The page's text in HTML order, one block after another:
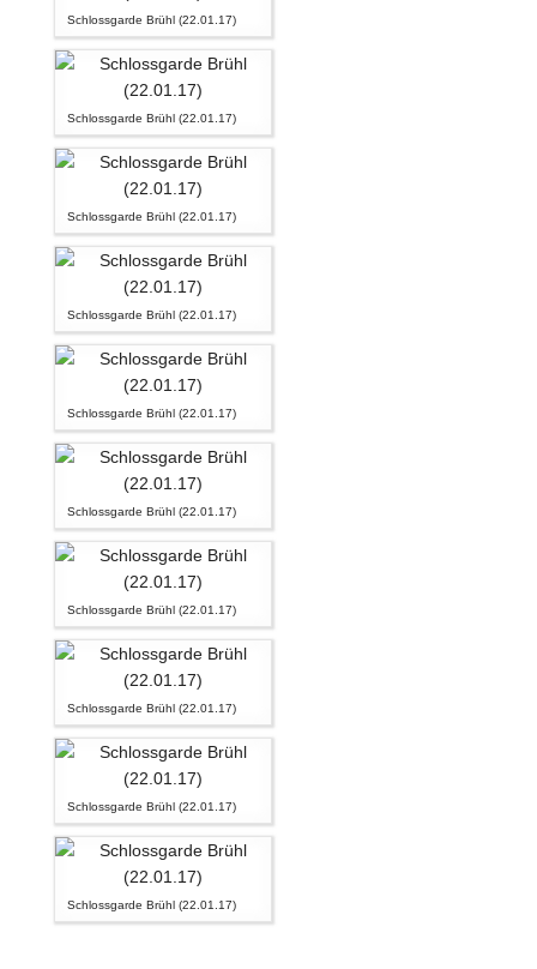
Schlossgarde Brühl (22.01.17)
Schlossgarde Brühl (22.01.17)
Schlossgarde Brühl (22.01.17)
Schlossgarde Brühl (22.01.17)
Schlossgarde Brühl (22.01.17)
Schlossgarde Brühl (22.01.17)
Schlossgarde Brühl (22.01.17)
Schlossgarde Brühl (22.01.17)
Schlossgarde Brühl (22.01.17)
Schlossgarde Brühl (22.01.17)